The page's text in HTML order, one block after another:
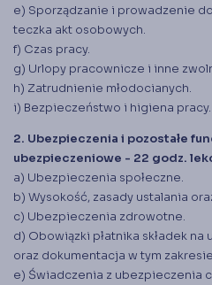
e) Sporządzanie i prowadzenie
teczka akt osobowych.
f) Czas pracy.
g) Urlopy pracownicze i inne
h) Zatrudnienie młodocianych.
i) Bezpieczeństwo i higiena pracy.
2. Ubezpieczenia i pozostałe
ubezpieczeniowe - 22 godz.
a) Ubezpieczenia społeczne.
b) Wysokość, zasady ustalania
c) Ubezpieczenia zdrowotne.
d) Obowiązki płatnika składek
oraz dokumentacja w tym
e) Świadczenia z ubezpieczenia